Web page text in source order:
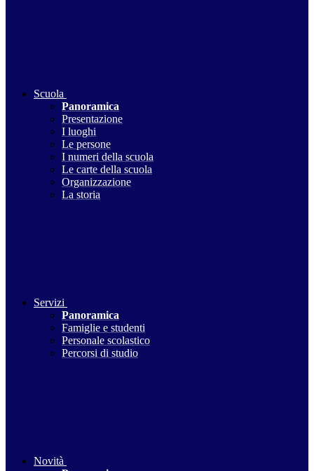
Scuola
Panoramica
Presentazione
I luoghi
Le persone
I numeri della scuola
Le carte della scuola
Organizzazione
La storia
Servizi
Panoramica
Famiglie e studenti
Personale scolastico
Percorsi di studio
Novità